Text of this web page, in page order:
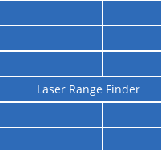
Laser Range Finder